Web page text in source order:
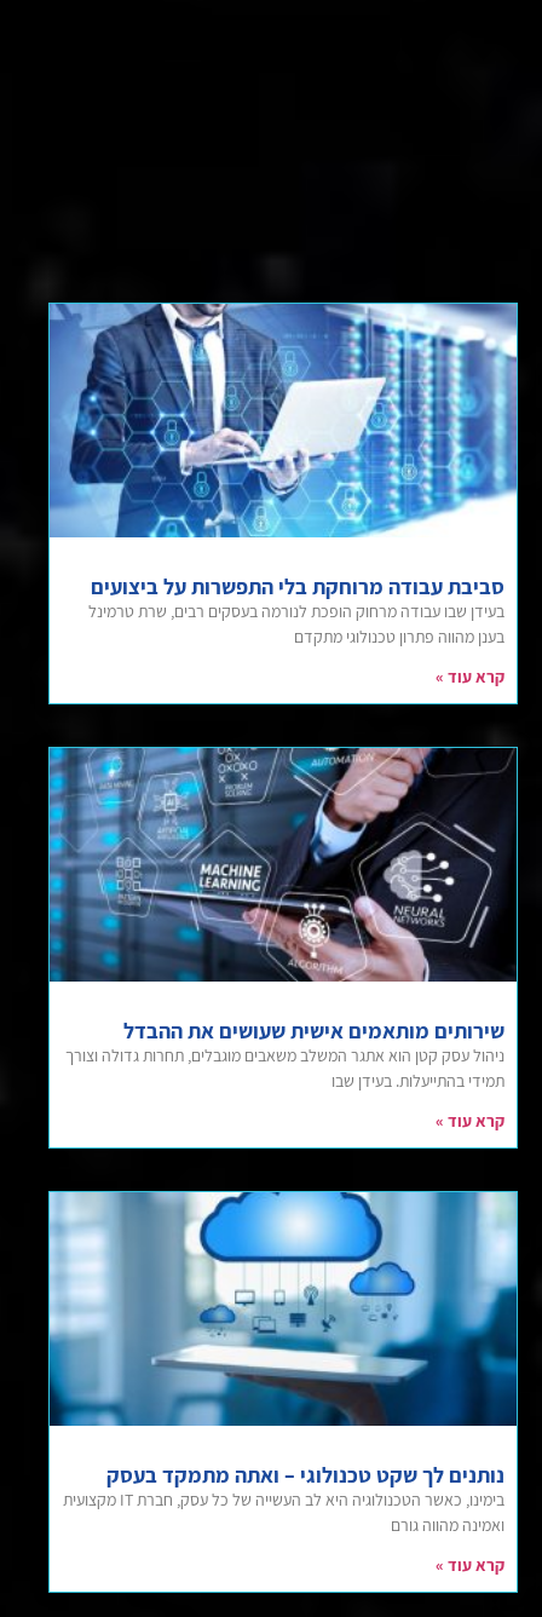
סביבת עבודה מרוחקת בלי התפשרות על ביצועים
בעידן שבו עבודה מרחוק הופכת לנורמה בעסקים רבים, שרת טרמינל
בענן מהווה פתרון טכנולוגי מתקדם
קרא עוד »
שירותים מותאמים אישית שעושים את ההבדל
ניהול עסק קטן הוא אתגר המשלב משאבים מוגבלים, תחרות גדולה וצורך
תמידי בהתייעלות. בעידן שבו
קרא עוד »
נותנים לך שקט טכנולוגי – ואתה מתמקד בעסק
בימינו, כאשר הטכנולוגיה היא לב העשייה של כל עסק, חברת IT מקצועית
ואמינה מהווה גורם
קרא עוד »